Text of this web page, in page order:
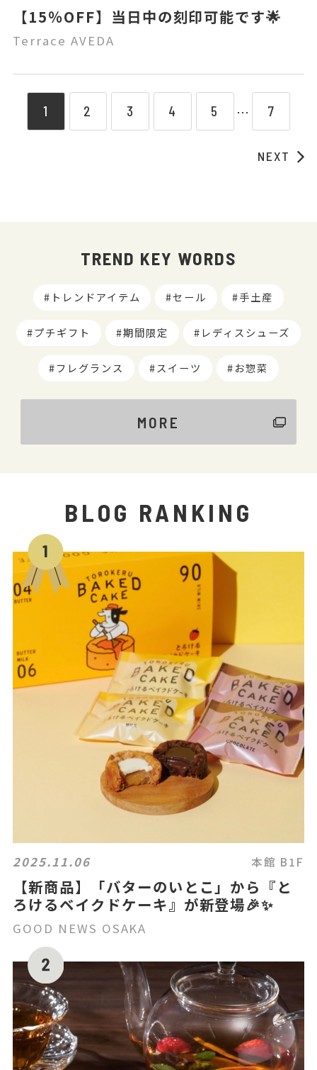
【15％OFF】当日中の刻印可能です🌟
Terrace AVEDA
1 2 3 4 5 ⋯ 7
NEXT
TREND KEY WORDS
トレンドアイテム セール 手土産
プチギフト 期間限定 レディスシューズ
フレグランス スイーツ お惣菜
MORE
BLOG RANKING
2025.11.06 本館 B1F
【新商品】「バターのいとこ」から『と
ろけるベイクドケーキ』が新登場🎉✨
GOOD NEWS OSAKA